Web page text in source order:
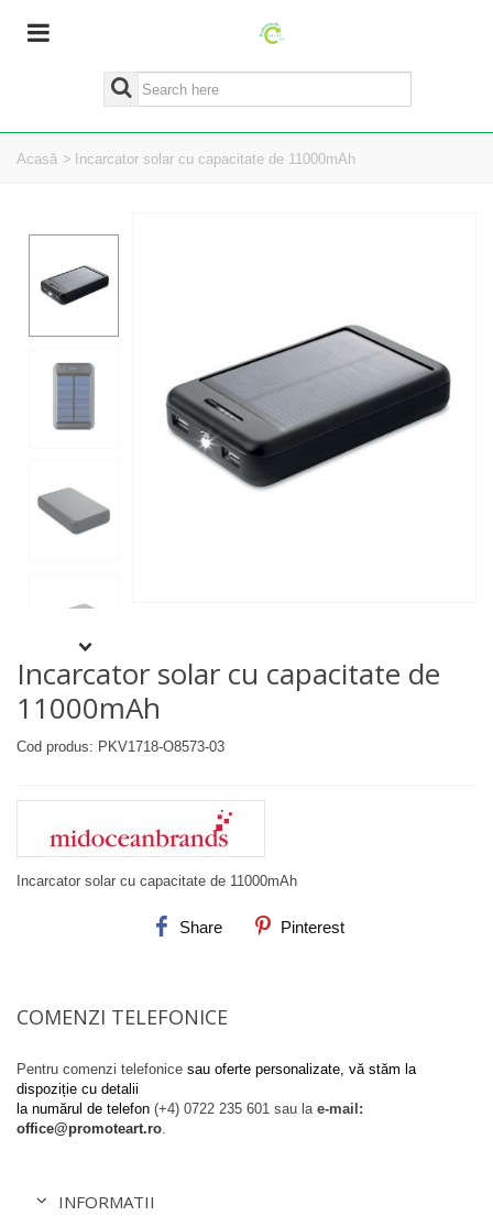
Acasă > Incarcator solar cu capacitate de 11000mAh
Incarcator solar cu capacitate de
11000mAh
Cod produs: PKV1718-O8573-03
Incarcator solar cu capacitate de 11000mAh
Share Pinterest
COMENZI TELEFONICE
Pentru comenzi telefonice sau oferte personalizate, vă stăm la
dispoziție cu detalii
la numărul de telefon (+4) 0722 235 601 sau lae-mail:
office@promoteart.ro.
INFORMATII